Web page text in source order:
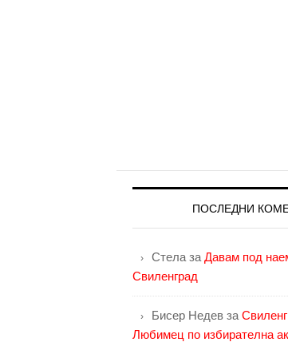
ПОСЛЕДНИ
Стела за Давам под
Свиленград
Бисер Недев за
Любимец по избирателна